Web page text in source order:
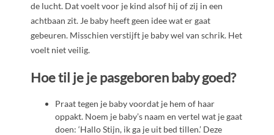
de lucht. Dat voelt voor je kind alsof hij of zij in een
achtbaan zit. Je baby heeft geen idee wat er gaat
gebeuren. Misschien verstijft je baby wel van schrik. Het
voelt niet veilig.
Hoe til je je pasgeboren baby goed?
Praat tegen je baby voordat je hem of haar
oppakt. Noem je baby’s naam en vertel wat je gaat
doen: ‘Hallo Stijn, ik ga je uit bed tillen.’ Deze